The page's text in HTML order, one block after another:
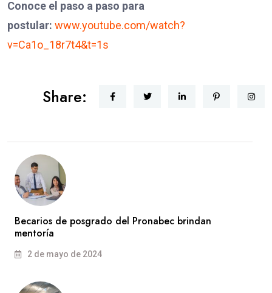
Conoce el paso a paso para
postular: www.youtube.com/watch?
v=Ca1o_18r7t4&t=1s
Share:
Becarios de posgrado del Pronabec brindan
mentoría
2 de mayo de 2024